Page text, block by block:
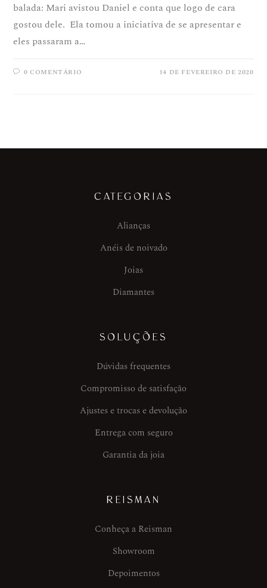
balada: Mari avistou Daniel e conta que logo de cara
gostou dele. Ela tomou a iniciativa de se apresentar e
eles passaram a…
0 COMENTÁRIO 14 DE FEVEREIRO DE 2020
CATEGORIAS
Alianças
Anéis de noivado
Joias
Diamantes
SOLUÇÕES
Dúvidas frequentes
Compromisso de satisfação
Ajustes e trocas e devolução
Entrega com seguro
Garantia da joia
REISMAN
Conheça a Reisman
Showroom
Depoimentos